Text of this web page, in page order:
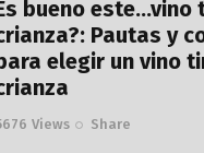
bueno este…vino
Pautas y
elegir un vino
Views Share